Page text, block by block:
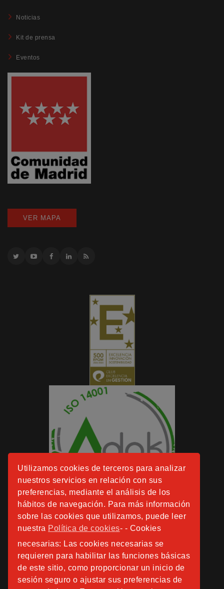
Utilizamos cookies de terceros para analizar
nuestros servicios en relación con sus
preferencias, mediante el análisis de los
hábitos de navegación. Para más información
sobre las cookies que utilizamos, puede leer
nuestra Política de cookies- - Cookies
necesarias: Las cookies necesarias se
requieren para habilitar las funciones básicas
de este sitio, como proporcionar un inicio de
sesión seguro o ajustar sus preferencias de
Noticias
Kit de prensa
Eventos
VER MAPA